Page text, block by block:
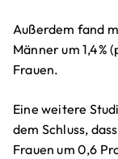
Außerdem fand
Männer um 1,4%
Frauen.
Eine weitere
dem Schluss,
Frauen um 0,6